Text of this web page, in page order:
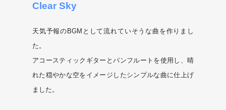
Clear Sky
天気予報のBGMとして流れていそうな曲を作りまし
た。
アコースティックギターとパンフルートを使用し、晴
れた穏やかな空をイメージしたシンプルな曲に仕上げ
ました。